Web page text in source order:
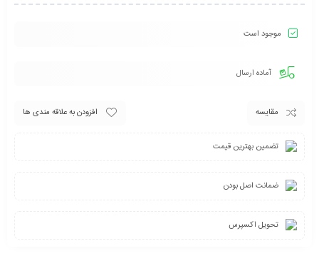
موجود است
آماده ارسال
مقایسه افزودن به علاقه مندی ها
تضمین بهترین قیمت
ضمانت اصل بودن
تحویل اکسپرس